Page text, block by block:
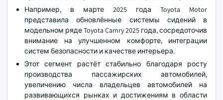
Например, в марте 2025 года Toyota Motor
представила обновлённые системы сидений в
модельном ряде Toyota Camry 2025 года, сосредоточив
внимание на улучшенном комфорте, интеграции
систем безопасности и качестве интерьера.
Этот сегмент растёт стабильно благодаря росту
производства пассажирских автомобилей,
увеличению числа владельцев автомобилей на
развивающихся рынках и достижениям в области